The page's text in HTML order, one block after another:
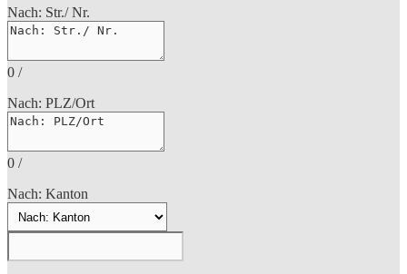
Nach: Str./ Nr.
0 /
Nach: PLZ/Ort
0 /
Nach: Kanton